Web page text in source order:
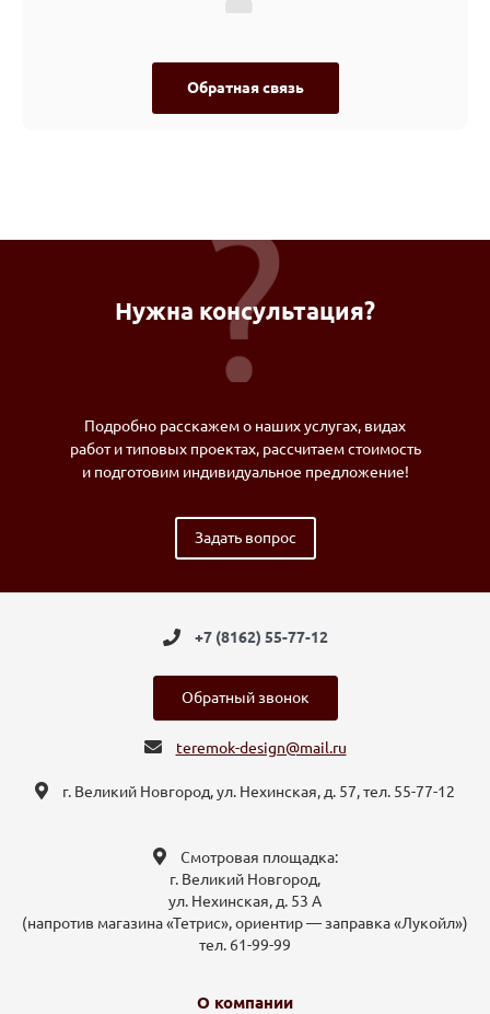
Обратная связь
Нужна консультация?
Подробно расскажем о наших услугах, видах
работ и типовых проектах, рассчитаем стоимость
и подготовим индивидуальное предложение!
Задать вопрос
+7 (8162) 55-77-12
Обратный звонок
teremok-design@mail.ru
г. Великий Новгород, ул. Нехинская, д. 57, тел. 55-77-12
Смотровая площадка:
г. Великий Новгород,
ул. Нехинская, д. 53 А
(напротив магазина «Тетрис», ориентир — заправка «Лукойл»)
тел. 61-99-99
О компании